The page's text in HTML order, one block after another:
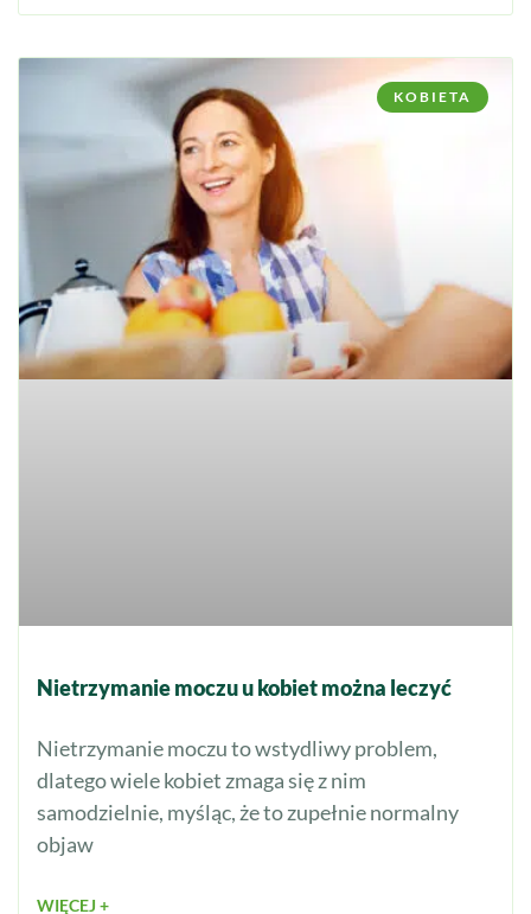
KOBIETA
Nietrzymanie moczu u kobiet można leczyć
Nietrzymanie moczu to wstydliwy problem,
dlatego wiele kobiet zmaga się z nim
samodzielnie, myśląc, że to zupełnie normalny
objaw
WIĘCEJ +